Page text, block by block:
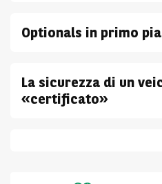
Optionals in primo
La sicurezza di un
«certificato»